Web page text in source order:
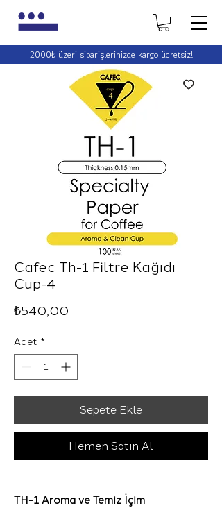
2000₺ üzeri siparişlerinizde kargo ücretsiz!
Cafec Th-1 Filtre Kağıdı
Cup-4
₺540,00
Adet *
Sepete Ekle
Hemen Satın Al
TH-1 Aroma ve Temiz İçim